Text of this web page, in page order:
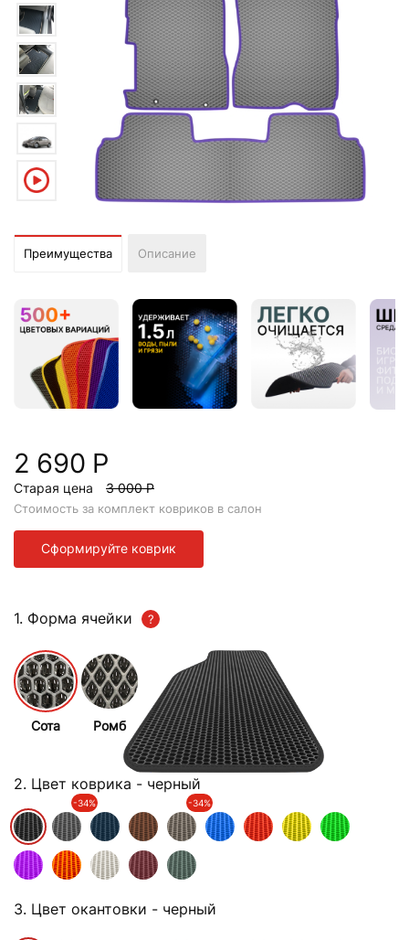
Преимущества Описание
2 690 Р
Старая цена 3 000 Р
Стоимость за комплект ковриков в салон
Сформируйте коврик
1. Форма ячейки
Сота Ромб
2. Цвет коврика - черный
-34% -34%
3. Цвет окантовки - черный